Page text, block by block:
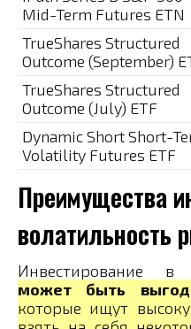
Mid-Term Futures ETN
TrueShares Structured
Outcome (September)
TrueShares Structured
Outcome (July) ETF
Dynamic Short Short-
Volatility Futures ETF
Преимущества
волатильность
Инвестирование в
может быть
которые ищут